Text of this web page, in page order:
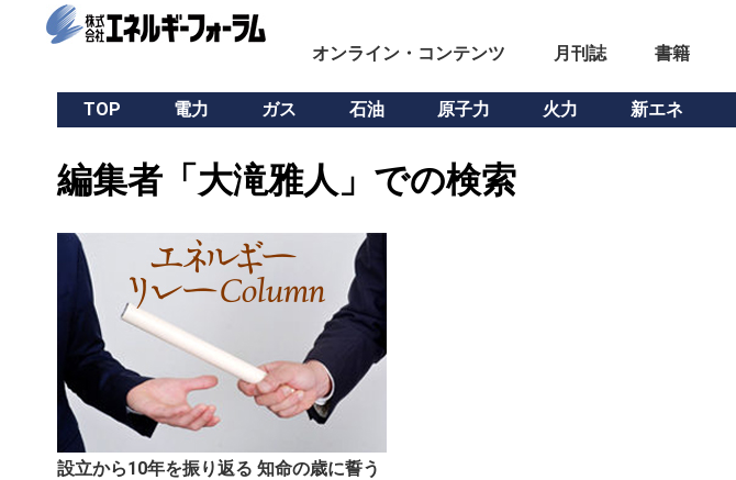
オンライン・コンテンツ 月刊誌 書籍
TOP 電力 ガス 石油 原子力 火力 新エネ
編集者「大滝雅人」での検索
設立から10年を振り返る 知命の歳に誓う